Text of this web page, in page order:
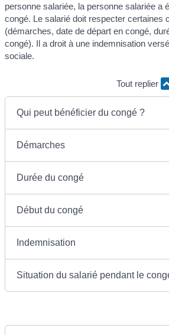
personne salariée, la personne salariée a
congé. Le salarié doit respecter certaines
(démarches, date de départ en congé,
congé). Il a droit à une indemnisation
sociale.
Tout replier
Qui peut bénéficier du congé ?
Démarches
Durée du congé
Début du congé
Indemnisation
Situation du salarié pendant le